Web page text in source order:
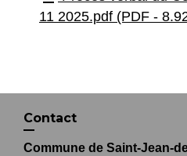
11 2025.pdf (PDF -
Contact
Commune de Saint-Jean-